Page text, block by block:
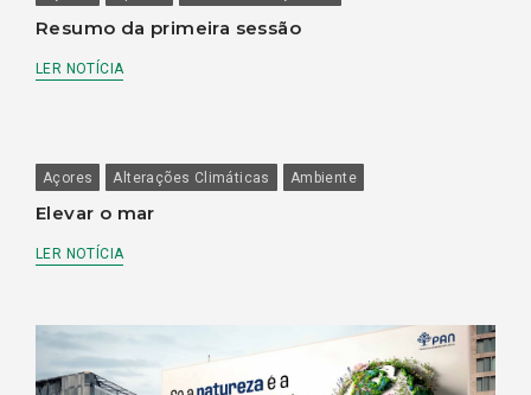
Resumo da primeira sessão
LER NOTÍCIA
Açores Alterações Climáticas Ambiente
Elevar o mar
LER NOTÍCIA